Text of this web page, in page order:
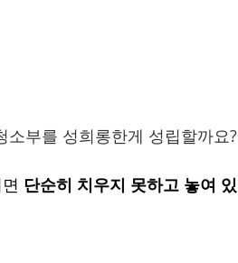
부를 성희롱한게 성립할까요?
단순히 치우지 못하고 놓여 있